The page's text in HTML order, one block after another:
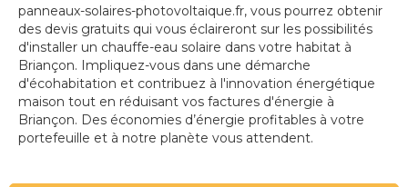
panneaux-solaires-photovoltaique.fr, vous pourrez obtenir
des devis gratuits qui vous éclaireront sur les possibilités
d'installer un chauffe-eau solaire dans votre habitat à
Briançon. Impliquez-vous dans une démarche
d'écohabitation et contribuez à l'innovation énergétique
maison tout en réduisant vos factures d'énergie à
Briançon. Des économies d’énergie profitables à votre
portefeuille et à notre planète vous attendent.